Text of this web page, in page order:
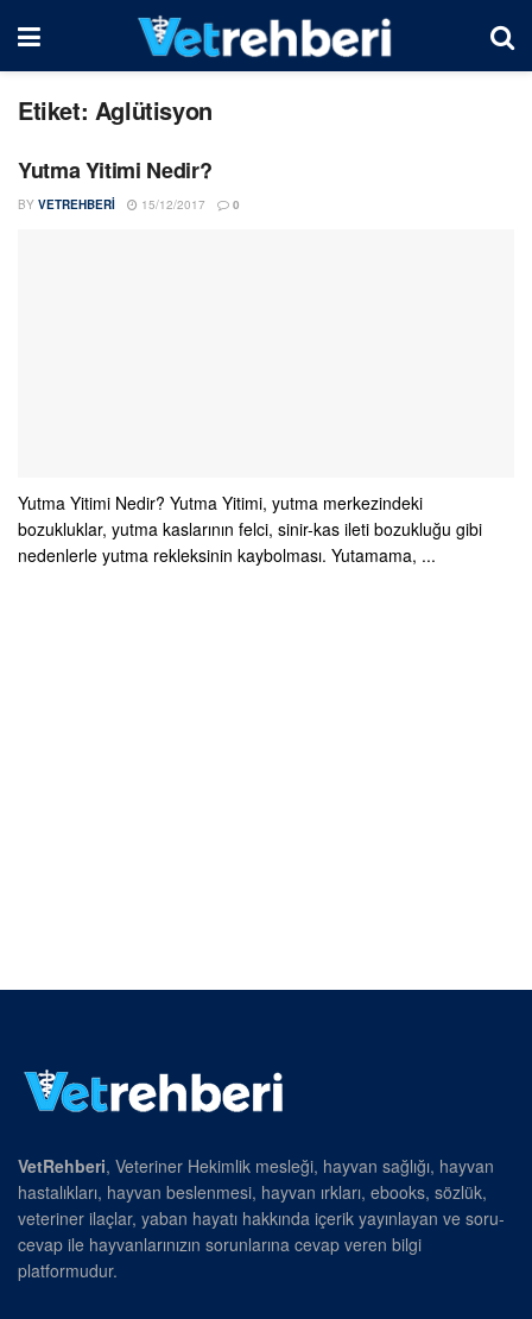
Etiket: Aglütisyon
Yutma Yitimi Nedir?
BY VETREHBERI 15/12/2017 0
Yutma Yitimi Nedir? Yutma Yitimi, yutma merkezindeki
bozukluklar, yutma kaslarının felci, sinir-kas ileti bozukluğu gibi
nedenlerle yutma rekleksinin kaybolması. Yutamama, ...
VetRehberi, Veteriner Hekimlik mesleği, hayvan sağlığı, hayvan
hastalıkları, hayvan beslenmesi, hayvan ırkları, ebooks, sözlük,
veteriner ilaçlar, yaban hayatı hakkında içerik yayınlayan ve soru-
cevap ile hayvanlarınızın sorunlarına cevap veren bilgi
platformudur.